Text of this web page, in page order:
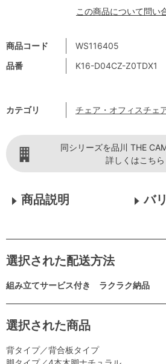
商品コード
WS116405
品番
K16-D04CZ-Z0TDX1
カテゴリ チェア・オフィスチェ
この商品について問い
同シリーズを品川 THE
詳しくはこちら
商品説明 バ
選択された配送方法
組み立てサービス付き ラクラク納品
選択された商品
背タイプ／背合板タイプ